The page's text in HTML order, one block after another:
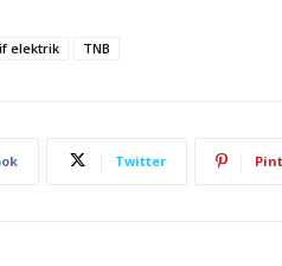
elektrik TNB
Twitter